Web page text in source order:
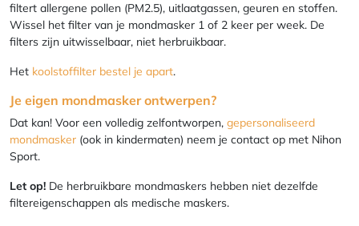
filtert allergene pollen (PM2.5), uitlaatgassen, geuren en stoffen.
Wissel het filter van je mondmasker 1 of 2 keer per week. De
filters zijn uitwisselbaar, niet herbruikbaar.
Het koolstoffilter bestel je apart.
Je eigen mondmasker ontwerpen?
Dat kan! Voor een volledig zelfontworpen, gepersonaliseerd
mondmasker (ook in kindermaten) neem je contact op met Nihon
Sport.
Let op! De herbruikbare mondmaskers hebben niet dezelfde
filtereigenschappen als medische maskers.